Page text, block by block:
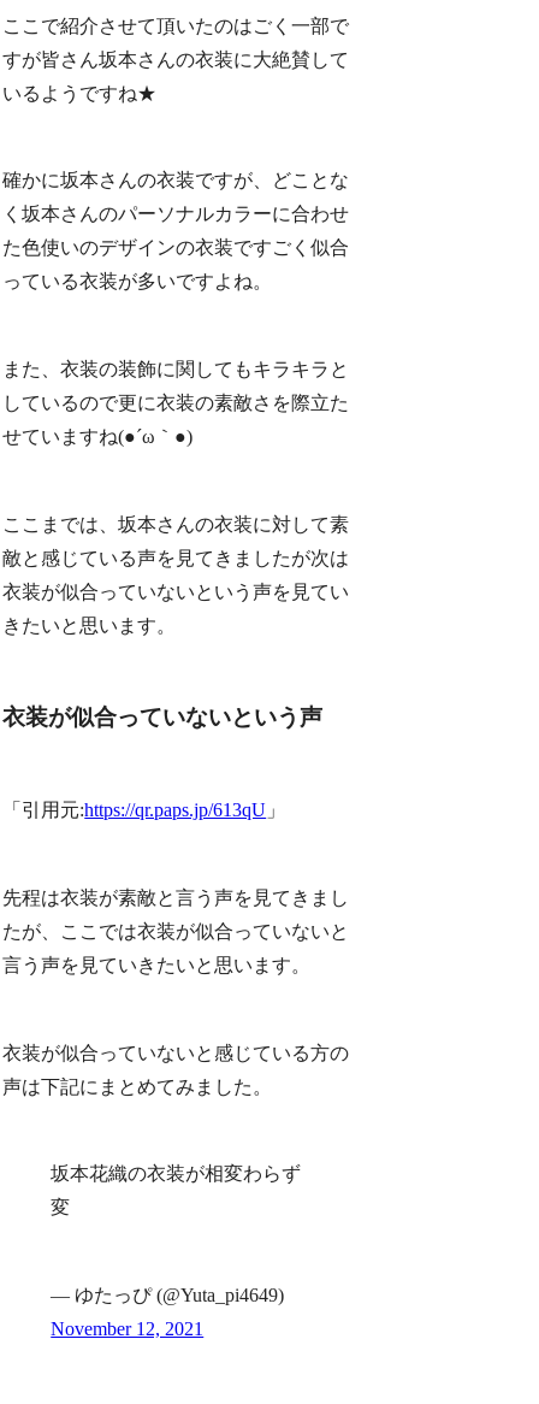
ここで紹介させて頂いたのはごく一部で
すが皆さん坂本さんの衣装に大絶賛して
いるようですね★
確かに坂本さんの衣装ですが、どことな
く坂本さんのパーソナルカラーに合わせ
た色使いのデザインの衣装ですごく似合
っている衣装が多いですよね。
また、衣装の装飾に関してもキラキラと
しているので更に衣装の素敵さを際立た
せていますね(●´ω｀●)
ここまでは、坂本さんの衣装に対して素
敵と感じている声を見てきましたが次は
衣装が似合っていないという声を見てい
きたいと思います。
衣装が似合っていないという声
「引用元:https://qr.paps.jp/613qU 」
先程は衣装が素敵と言う声を見てきまし
たが、ここでは衣装が似合っていないと
言う声を見ていきたいと思います。
衣装が似合っていないと感じている方の
声は下記にまとめてみました。
坂本花織の衣装が相変わらず
変
— ゆたっぴ (@Yuta_pi4649)
November 12, 2021